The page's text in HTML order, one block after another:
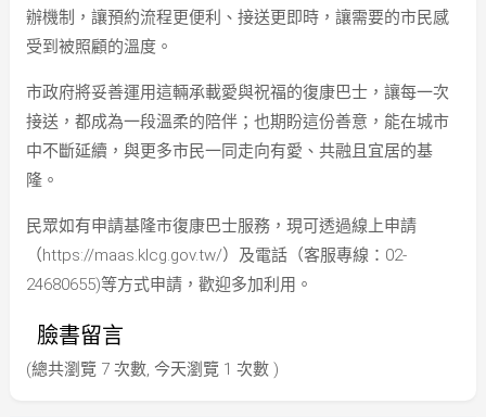
辦機制，讓預約流程更便利、接送更即時，讓需要的市民感
受到被照顧的溫度。
市政府將妥善運用這輛承載愛與祝福的復康巴士，讓每一次
接送，都成為一段溫柔的陪伴；也期盼這份善意，能在城市
中不斷延續，與更多市民一同走向有愛、共融且宜居的基
隆。
民眾如有申請基隆市復康巴士服務，現可透過線上申請
（https://maas.klcg.gov.tw/）及電話（客服專線：02-
24680655)等方式申請，歡迎多加利用。
臉書留言
(總共瀏覽 7 次數, 今天瀏覽 1 次數 )